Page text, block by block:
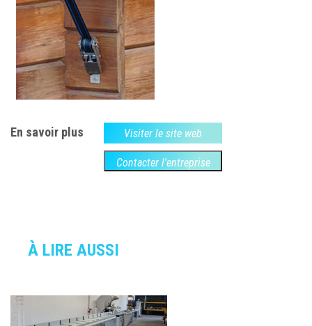
En savoir plus Visiter le site web
Contacter l'entreprise
À LIRE AUSSI